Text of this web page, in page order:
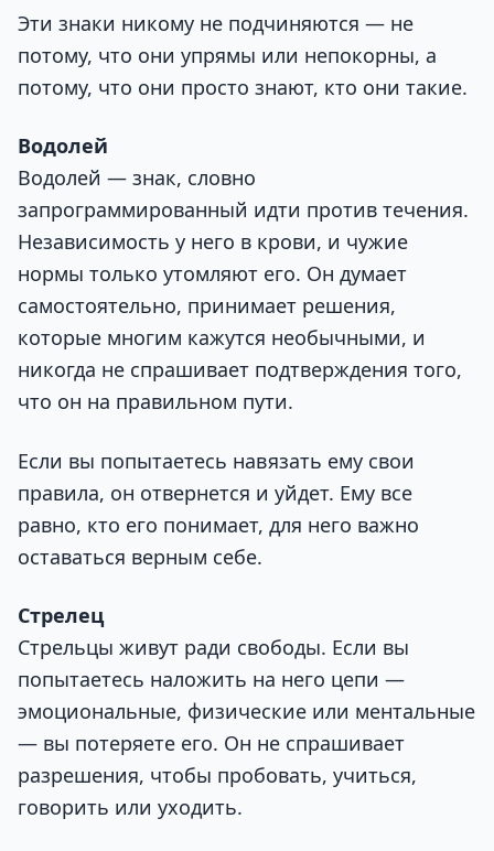
Эти знаки никому не подчиняются — не
потому, что они упрямы или непокорны, а
потому, что они просто знают, кто они такие.
Водолей
Водолей — знак, словно
запрограммированный идти против течения.
Независимость у него в крови, и чужие
нормы только утомляют его. Он думает
самостоятельно, принимает решения,
которые многим кажутся необычными, и
никогда не спрашивает подтверждения того,
что он на правильном пути.
Если вы попытаетесь навязать ему свои
правила, он отвернется и уйдет. Ему все
равно, кто его понимает, для него важно
оставаться верным себе.
Стрелец
Стрельцы живут ради свободы. Если вы
попытаетесь наложить на него цепи —
эмоциональные, физические или ментальные
— вы потеряете его. Он не спрашивает
разрешения, чтобы пробовать, учиться,
говорить или уходить.